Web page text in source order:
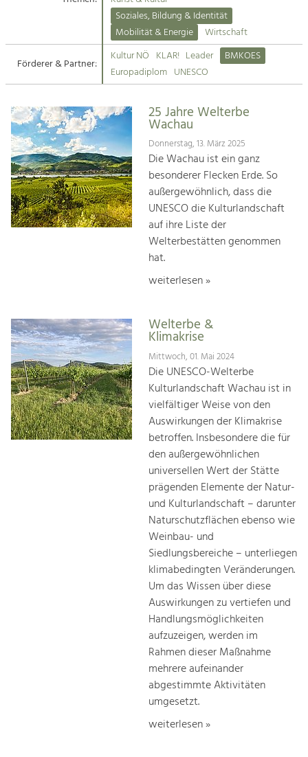
Suche
Impressum
Kontakt
Angebotsentwicklung und
Handwerk, Wissenschaft und Forschung.
Soziales, Bildung &
Identität
Gleichberechtigung, Jugend und
Integration
Mobilität & Energie
Klimawandel, öffentlicher Verkehr und
Steigerung regionaler Wertschöpfung
Soziales, Bildung & Identität
Mobilität & Energie
Wirtschaft
Förderer & Partner:
Kultur NÖ KLAR! Leader
BMKOES
Europadiplom UNESCO
25 Jahre Welterbe
Wachau
Donnerstag, 13. März 2025
Die Wachau ist ein ganz
besonderer Flecken Erde. So
außergewöhnlich, dass die
UNESCO die Kulturlandschaft
auf ihre Liste der
Welterbestätten genommen
hat.
weiterlesen »
Welterbe &
Klimakrise
Mittwoch, 01. Mai 2024
Die UNESCO-Welterbe
Kulturlandschaft Wachau ist in
vielfältiger Weise von den
Auswirkungen der Klimakrise
betroffen. Insbesondere die für
den außergewöhnlichen
universellen Wert der Stätte
prägenden Elemente der Natur-
und Kulturlandschaft – darunter
Naturschutzflächen ebenso wie
Weinbau- und
Siedlungsbereiche – unterliegen
klimabedingten Veränderungen.
Um das Wissen über diese
Auswirkungen zu vertiefen und
Handlungsmöglichkeiten
aufzuzeigen, werden im
Rahmen dieser Maßnahme
mehrere aufeinander
abgestimmte Aktivitäten
umgesetzt.
weiterlesen »